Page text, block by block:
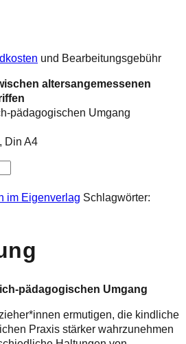
und Bearbeitungsgebühr
altersangemessenen
pädagogischen Umgang
Din A4
im Eigenverlag Schlagwörter:
pädagogischen Umgang
ermutigen, die kindliche
Praxis stärker wahrzunehmen